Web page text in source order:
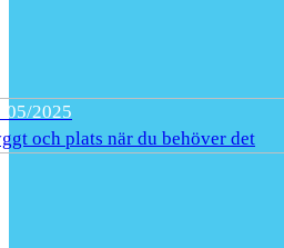
05/2025
och plats när du behöver det